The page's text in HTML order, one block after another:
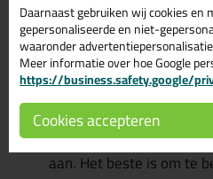
Vervolgens wil je een
keer dat je het mesje
je het mes vaker
mes af te breken.
Begin niet in het midden
het mesje zo dicht
aan. Het beste is om te
Daarnaast gebruiken wij cookies en
gepersonaliseerde en niet-
waaronder
Meer informatie over hoe Google
https://business.safety.google/
Cookies accepteren